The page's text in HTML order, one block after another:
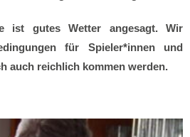
ist gutes Wetter angesagt. Wir
für Spieler*innen und
auch reichlich kommen werden.